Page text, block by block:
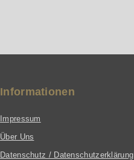
Informationen
Impressum
Über Uns
Datenschutz / Datenschutzerklärung